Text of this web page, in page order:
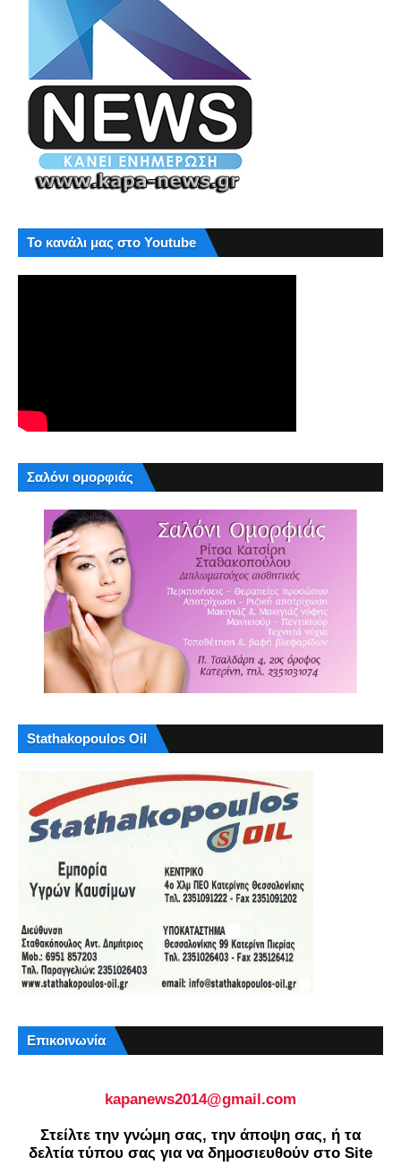
Το κανάλι μας στο Youtube
Σαλόνι ομορφιάς
Stathakopoulos Oil
Επικοινωνία
kapanews2014@gmail.com
Στείλτε την γνώμη σας, την άποψη σας, ή τα
δελτία τύπου σας για να δημοσιευθούν στο Site